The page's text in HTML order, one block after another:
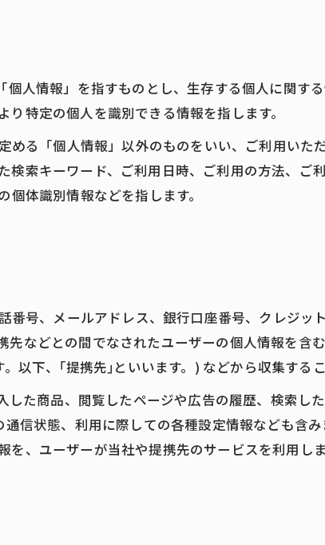
人情報」を指すものとし、生存する個人に関す
特定の個人を識別できる情報を指します。
る「個人情報」以外のものをいい、ご利用いた
索キーワード、ご利用日時、ご利用の方法、ご
体識別情報などを指します。
号、メールアドレス、銀行口座番号、クレジッ
などとの間でなされたユーザーの個人情報を含
下、｢提携先｣といいます。) などから収集するこ
た商品、閲覧したページや広告の履歴、検索し
信状態、利用に際しての各種設定情報なども含
、ユーザーが当社や提携先のサービスを利用し